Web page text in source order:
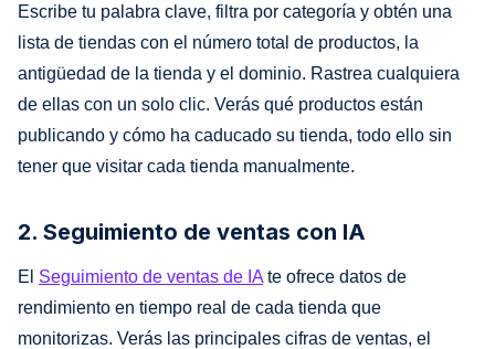
Escribe tu palabra clave, filtra por categoría y obtén una
lista de tiendas con el número total de productos, la
antigüedad de la tienda y el dominio. Rastrea cualquiera
de ellas con un solo clic. Verás qué productos están
publicando y cómo ha caducado su tienda, todo ello sin
tener que visitar cada tienda manualmente.
2. Seguimiento de ventas con IA
El Seguimiento de ventas de IA te ofrece datos de
rendimiento en tiempo real de cada tienda que
monitorizas. Verás las principales cifras de ventas, el